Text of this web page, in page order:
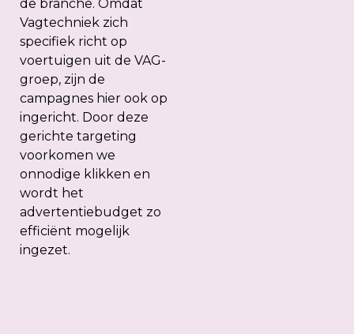
de branche. Omdat
Vagtechniek zich
specifiek richt op
voertuigen uit de VAG-
groep, zijn de
campagnes hier ook op
ingericht. Door deze
gerichte targeting
voorkomen we
onnodige klikken en
wordt het
advertentiebudget zo
efficiënt mogelijk
ingezet.